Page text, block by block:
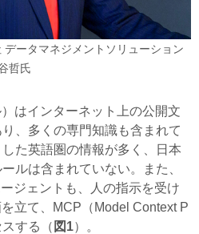
ータマネジメントソリューション
哲氏
はインターネット上の公開文
、多くの専門知識も含まれて
た英語圏の情報が多く、日本
ルは含まれていない。また、
ジェントも、人の指示を受け
立て、MCP（Model Context P
する（ 図1）。